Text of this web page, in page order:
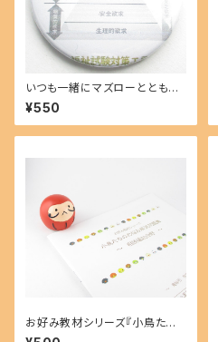
いつも一緒にマズローととも
に!!!マズローもビックリです。♪
<<学習コンパクトミラー>>tk0
21
¥550
お好み教材シリーズ『小鳥たち
のお悩み解消問題集』～相談援